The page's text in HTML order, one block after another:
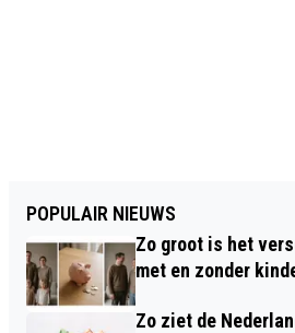
POPULAIR NIEUWS
Zo groot is het
met en zonder
Zo ziet de